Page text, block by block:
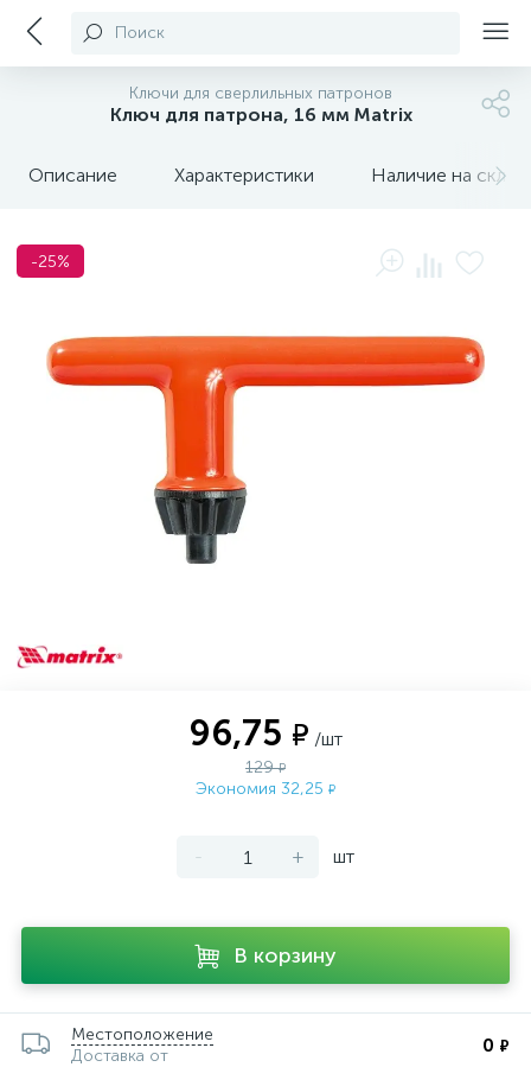
Поиск
Ключи для сверлильных патронов
Ключ для патрона, 16 мм Matrix
Описание Характеристики Наличие на
-25%
96,75 ₽ /шт
129₽
Экономия 32,25 ₽
- + шт
В корзину
Местоположение
Доставка от
0 ₽